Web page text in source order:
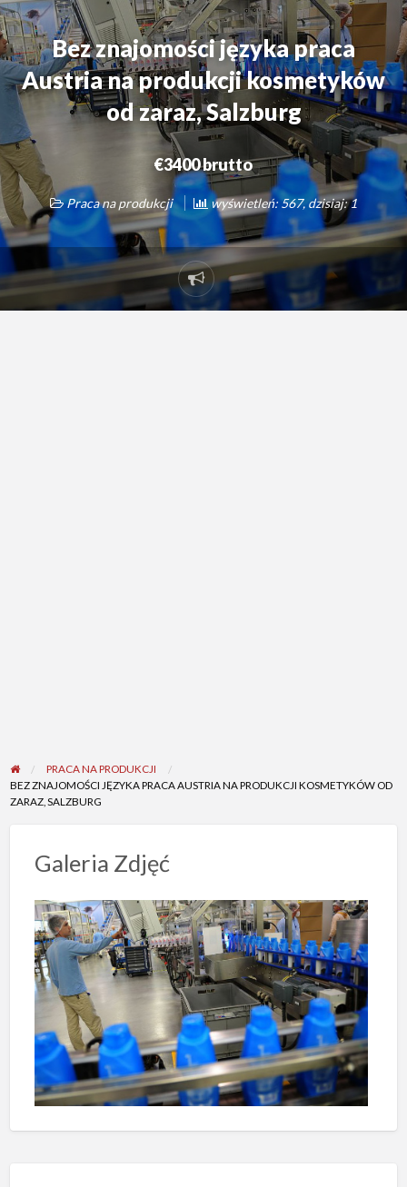
Bez znajomości języka praca
Austria na produkcji kosmetyków
od zaraz, Salzburg
€3400 brutto
Praca na produkcji wyświetleń: 567, dzisiaj: 1
Zgłoś
problem
PRACA NA PRODUKCJI
BEZ ZNAJOMOŚCI JĘZYKA PRACA AUSTRIA NA PRODUKCJI KOSMETYKÓW OD
ZARAZ, SALZBURG
Galeria Zdjęć